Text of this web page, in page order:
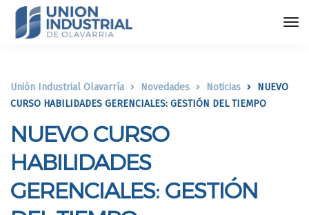
Unión Industrial Olavarría Novedades Noticias
NUEVO
CURSO HABILIDADES GERENCIALES: GESTIÓN DEL TIEMPO
NUEVO CURSO
HABILIDADES
GERENCIALES: GESTIÓN